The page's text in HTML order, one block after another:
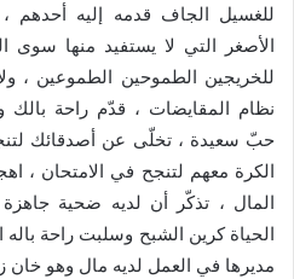
للغسيل الجاف قدمه إليه أحدهم ،
الأصغر التي لا يستفيد منها
للخريجين الطموحين الطموعين ،
نظام المقايضات ، قدّم راحة
حبّ سعيدة ، تخلّى عن أصدقائك
الكرة معهم لتنجح في الامتحان
المال ، تذكّر أن لديه ضحية جاهزة
الحياة كرين الشبح وسلبت راحة باله
مديرها في العمل لديه مال وهو خان